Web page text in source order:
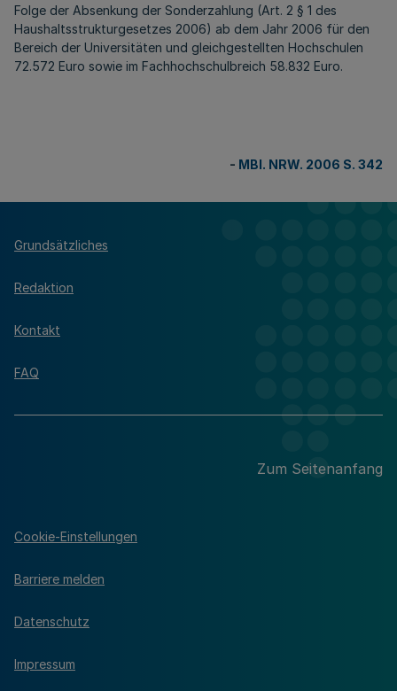
Folge der Absenkung der Sonderzahlung (Art. 2 § 1 des
Haushaltsstrukturgesetzes 2006) ab dem Jahr 2006 für den
Bereich der Universitäten und gleichgestellten Hochschulen
72.572 Euro sowie im Fachhochschulbreich 58.832 Euro.
- MBl. NRW. 2006 S. 342
Grundsätzliches
Redaktion
Kontakt
FAQ
Zum Seitenanfang
Cookie-Einstellungen
Barriere melden
Datenschutz
Impressum